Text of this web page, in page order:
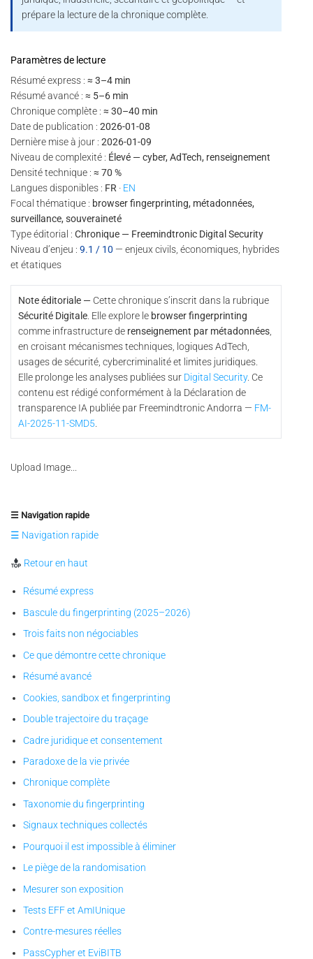
prépare la lecture de la chronique complète.
Paramètres de lecture
Résumé express : ≈ 3–4 min
Résumé avancé : ≈ 5–6 min
Chronique complète : ≈ 30–40 min
Date de publication : 2026-01-08
Dernière mise à jour : 2026-01-09
Niveau de complexité : Élevé — cyber, AdTech, renseignement
Densité technique : ≈ 70 %
Langues disponibles : FR · EN
Focal thématique : browser fingerprinting, métadonnées,
surveillance, souveraineté
Type éditorial : Chronique — Freemindtronic Digital Security
Niveau d’enjeu : 9.1 / 10 — enjeux civils, économiques, hybrides
et étatiques
Note éditoriale — Cette chronique s’inscrit dans la rubrique
Sécurité Digitale. Elle explore le browser fingerprinting
comme infrastructure de renseignement par métadonnées,
en croisant mécanismes techniques, logiques AdTech,
usages de sécurité, cybercriminalité et limites juridiques.
Elle prolonge les analyses publiées sur Digital Security. Ce
contenu est rédigé conformément à la Déclaration de
transparence IA publiée par Freemindtronic Andorra — FM-
AI-2025-11-SMD5
Upload Image...
☰ Navigation rapide
☰ Navigation rapide
Retour en haut
Résumé express
Bascule du fingerprinting (2025–2026)
Trois faits non négociables
Ce que démontre cette chronique
Résumé avancé
Cookies, sandbox et fingerprinting
Double trajectoire du traçage
Cadre juridique et consentement
Paradoxe de la vie privée
Chronique complète
Taxonomie du fingerprinting
Signaux techniques collectés
Pourquoi il est impossible à éliminer
Le piège de la randomisation
Mesurer son exposition
Tests EFF et AmIUnique
Contre-mesures réelles
PassCypher et EviBITB